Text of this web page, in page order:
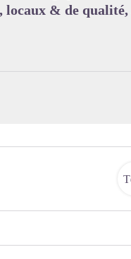
locaux & de